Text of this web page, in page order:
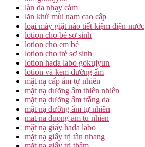
làn da nhạy cảm
lăn khử mùi nam cao cấp
loại máy giặt nào tiết kiệm điện nước
lotion cho bé sơ sinh
lotion cho em bé
lotion cho trẻ sơ sinh
lotion hada labo gokujyun
lotion và kem dưỡng ẩm
mặt nạ cấp ẩm tự nhiên
mặt nạ dưỡng ẩm thiên nhiên
mặt nạ dưỡng ẩm trắng da
mặt nạ dưỡng ẩm tự nhiên
mat na duong am tu nhien
mặt nạ giấy hada labo
mặt nạ giấy trị tàn nhang